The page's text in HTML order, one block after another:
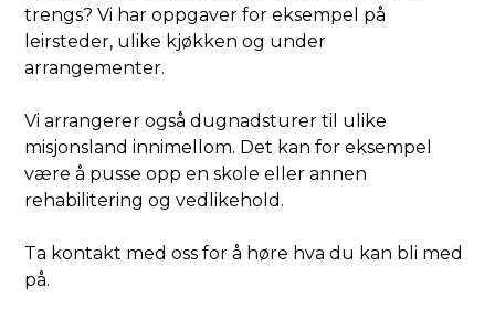
trengs? Vi har oppgaver for eksempel på
leirsteder, ulike kjøkken og under
arrangementer.
Vi arrangerer også dugnadsturer til ulike
misjonsland innimellom. Det kan for eksempel
være å pusse opp en skole eller annen
rehabilitering og vedlikehold.
Ta kontakt med oss for å høre hva du kan bli med
på.